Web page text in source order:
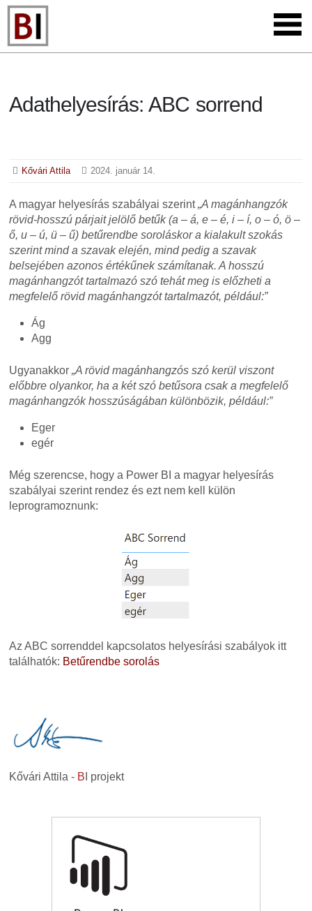
Adathelyesírás: ABC sorrend
Kővári Attila 2024. január 14.
A magyar helyesírás szabályai szerint„A magánhangzók
rövid-hosszú párjait jelölő betűk (a – á, e – é, i – í, o – ó, ö –
ő, u – ú, ü – ű) betűrendbe soroláskor a kialakult szokás
szerint mind a szavak elején, mind pedig a szavak
belsejében azonos értékűnek számítanak. A hosszú
magánhangzót tartalmazó szó tehát meg is előzheti a
megfelelő rövid magánhangzót tartalmazót, például:”
Ág
Agg
Ugyanakkor„A rövid magánhangzós szó kerül viszont
előbbre olyankor, ha a két szó betűsora csak a megfelelő
magánhangzók hosszúságában különbözik, például:”
Eger
egér
Még szerencse, hogy a Power BI a magyar helyesírás
szabályai szerint rendez és ezt nem kell külön
leprogramoznunk:
Az ABC sorrenddel kapcsolatos helyesírási szabályok itt
találhatók: Betűrendbe sorolás
Kővári Attila - B I projekt